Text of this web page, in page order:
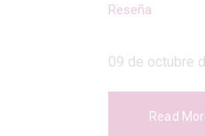
Reseña
09 de octubre
Read